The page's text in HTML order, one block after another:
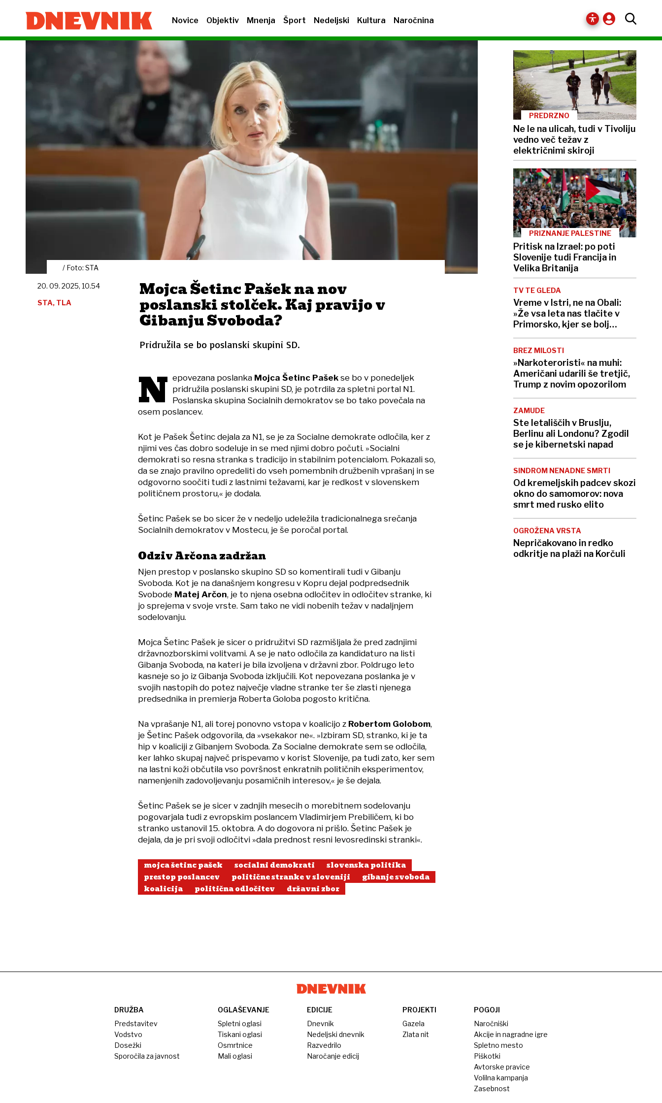
Novice Objektiv Mnenja Šport Nedeljski Kultura Naročnina
/ Foto: STA
Mojca Šetinc Pašek na nov
poslanski stolček. Kaj pravijo v
Gibanju Svoboda?
Pridružila se bo poslanski skupini SD.
20. 09. 2025, 10.54
STA, TLA
N epovezana poslanka Mojca Šetinc Pašek se bo v ponedeljek
pridružila poslanski skupini SD, je potrdila za spletni portal N1.
Poslanska skupina Socialnih demokratov se bo tako povečala na
osem poslancev.
Kot je Pašek Šetinc dejala za N1, se je za Socialne demokrate odločila, ker z
njimi ves čas dobro sodeluje in se med njimi dobro počuti. »Socialni
demokrati so resna stranka s tradicijo in stabilnim potencialom. Pokazali so,
da se znajo pravilno opredeliti do vseh pomembnih družbenih vprašanj in se
odgovorno soočiti tudi z lastnimi težavami, kar je redkost v slovenskem
političnem prostoru,« je dodala.
Šetinc Pašek se bo sicer že v nedeljo udeležila tradicionalnega srečanja
Socialnih demokratov v Mostecu, je še poročal portal.
Odziv Arčona zadržan
Njen prestop v poslansko skupino SD so komentirali tudi v Gibanju
Svoboda. Kot je na današnjem kongresu v Kopru dejal podpredsednik
Svobode Matej Arčon, je to njena osebna odločitev in odločitev stranke, ki
jo sprejema v svoje vrste. Sam tako ne vidi nobenih težav v nadaljnjem
sodelovanju.
Mojca Šetinc Pašek je sicer o pridružitvi SD razmišljala že pred zadnjimi
državnozborskimi volitvami. A se je nato odločila za kandidaturo na listi
Gibanja Svoboda, na kateri je bila izvoljena v državni zbor. Poldrugo leto
kasneje so jo iz Gibanja Svoboda izključili. Kot nepovezana poslanka je v
svojih nastopih do potez največje vladne stranke ter še zlasti njenega
predsednika in premierja Roberta Goloba pogosto kritična.
Na vprašanje N1, ali torej ponovno vstopa v koalicijo z Robertom Golobom,
je Šetinc Pašek odgovorila, da »vsekakor ne«. »Izbiram SD, stranko, ki je ta
hip v koaliciji z Gibanjem Svoboda. Za Socialne demokrate sem se odločila,
ker lahko skupaj največ prispevamo v korist Slovenije, pa tudi zato, ker sem
na lastni koži občutila vso površnost enkratnih političnih eksperimentov,
namenjenih zadovoljevanju posamičnih interesov,« je še dejala.
Šetinc Pašek se je sicer v zadnjih mesecih o morebitnem sodelovanju
pogovarjala tudi z evropskim poslancem Vladimirjem Prebiličem, ki bo
stranko ustanovil 15. oktobra. A do dogovora ni prišlo. Šetinc Pašek je
dejala, da je pri svoji odločitvi »dala prednost resni levosredinski stranki«.
mojca šetinc pašek socialni demokrati
slovenska politika
prestop poslancev
politične stranke v sloveniji
gibanje svoboda
koalicija
politična odločitev državni zbor
PRIPOROČAMO
PREDRZNO
Ne le na ulicah, tudi v Tivoliju
vedno več težav z
električnimi skiroji
PRIZNANJE PALESTINE
Pritisk na Izrael: po poti
Slovenije tudi Francija in
Velika Britanija
TV TE GLEDA
Vreme v Istri, ne na Obali:
»Že vsa leta nas tlačite v
Primorsko, kjer se bolj
najdejo Bovčani«
BREZ MILOSTI
»Narkoteroristi« na muhi:
Američani udarili še tretjič,
Trump z novim opozorilom
ZAMUDE
Ste letališčih v Bruslju,
Berlinu ali Londonu? Zgodil
se je kibernetski napad
SINDROM NENADNE SMRTI
Od kremeljskih padcev skozi
okno do samomorov: nova
smrt med rusko elito
OGROŽENA VRSTA
Nepričakovano in redko
odkritje na plaži na Korčuli
DRUŽBA
Predstavitev
Vodstvo
Dosežki
Sporočila za javnost
OGLAŠEVANJE
Spletni oglasi
Tiskani oglasi
Osmrtnice
Mali oglasi
EDICIJE
Dnevnik
Nedeljski dnevnik
Razvedrilo
Naročanje edicij
PROJEKTI
Gazela
Zlata nit
POGOJI
Naročniški
Akcije in nagradne igre
Spletno mesto
Piškotki
Avtorske pravice
Volilna kampanja
Zasebnost